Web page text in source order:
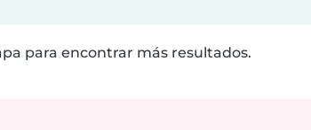
para encontrar más resultados.